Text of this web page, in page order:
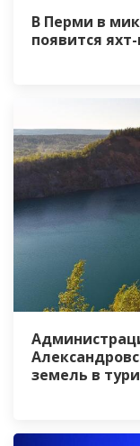
В Перми в
появится
земель в